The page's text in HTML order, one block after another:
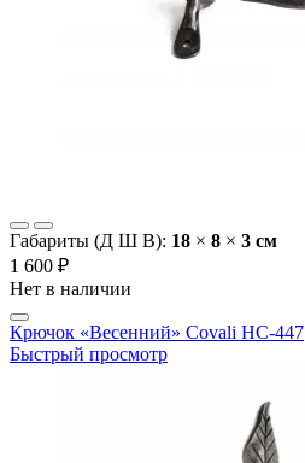
Габариты (Д Ш В): 18 × 8 × 3 cм
1 600 ₽
Нет в наличии
Крючок «Весенний» Covali HC-447
Быстрый просмотр